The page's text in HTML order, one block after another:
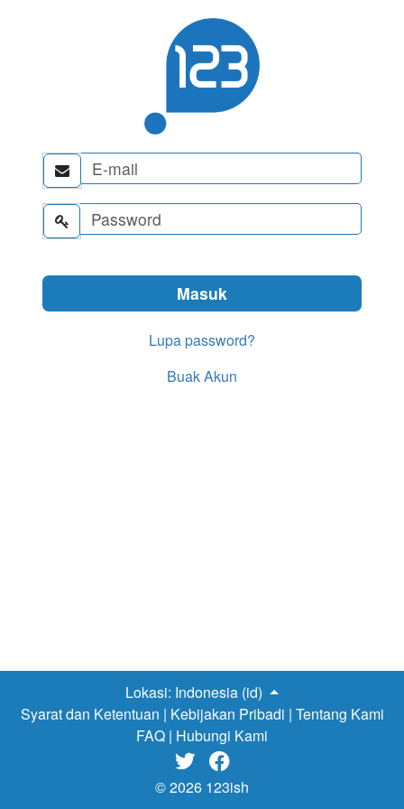


Lupa password?
Buak Akun
Lokasi: Indonesia (id)
Syarat dan Ketentuan | Kebijakan Pribadi | Tentang Kami
FAQ | Hubungi Kami
 
© 2026 123ish